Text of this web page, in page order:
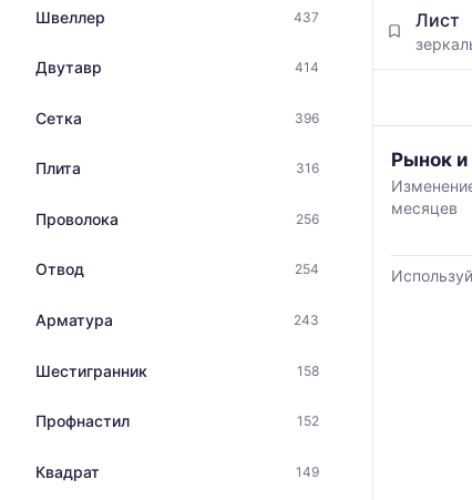
Швеллер 437
Двутавр 414
Сетка 396
Плита 316
Проволока 256
Отвод 254
Арматура 243
Шестигранник 158
Профнастил 152
Квадрат 149
прайс-
листов
по
и
указанием
поставщиков
запросу
Лист
График
отражает
изменение
Рынок и
месяцев